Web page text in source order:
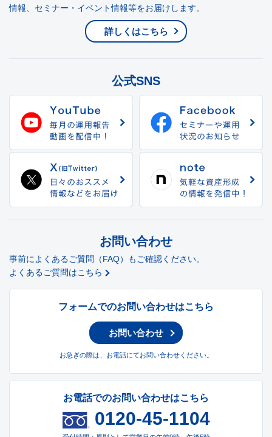
情報、セミナー・イベント情報等をお届けします。
詳しくはこちら
公式SNS
お問い合わせ
事前によくあるご質問（FAQ）もご確認ください。
よくあるご質問はこちら
フォームでのお問い合わせはこちら
お問い合わせ
お急ぎの際は、お電話にてお問い合わせください。
お電話でのお問い合わせはこちら
0120-45-1104